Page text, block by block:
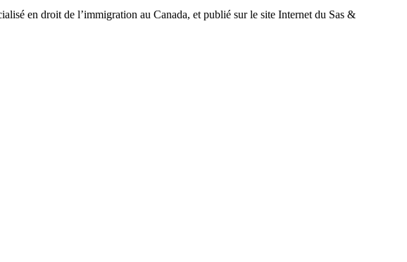
en droit de l’immigration au Canada, et publié sur le site Internet du Sas &